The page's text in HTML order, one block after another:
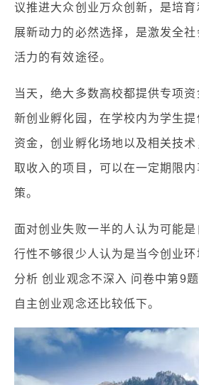
议推进大众创业万众创新，是培
展新动力的必然选择，是激发全
活力的有效途径。
当天，绝大多数高校都提供专项资
新创业孵化园，在学校内为学生
资金，创业孵化场地以及相关技
取收入的项目，可以在一定期限
策。
面对创业失败一半的人认为可能
行性不够很少人认为是当今创业
分析 创业观念不深入 问卷中第9
自主创业观念还比较低下。